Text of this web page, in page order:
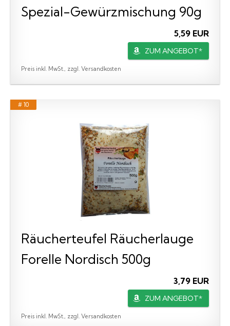
Spezial-Gewürzmischung 90g
5,59 EUR
ZUM ANGEBOT*
Preis inkl. MwSt., zzgl. Versandkosten
# 10
Räucherteufel Räucherlauge
Forelle Nordisch 500g
3,79 EUR
ZUM ANGEBOT*
Preis inkl. MwSt., zzgl. Versandkosten